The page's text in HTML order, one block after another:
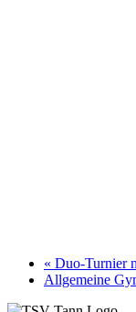
« Duo-Turnier
Allgemeine